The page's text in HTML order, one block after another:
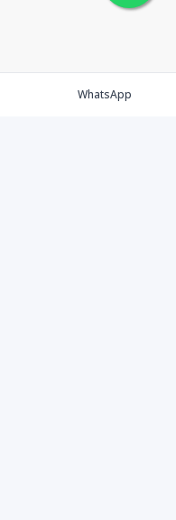
WhatsApp